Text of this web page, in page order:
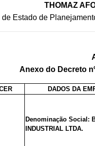
THOMAZ
de Estado de
Anexo do Decreto
DADOS DA
Denominação Social:
INDUSTRIAL LTDA.